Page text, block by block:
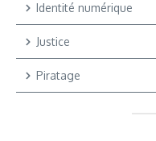
Identité numérique
Justice
Piratage